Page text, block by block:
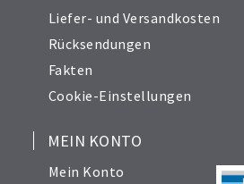
Liefer- und Versandkosten
Rücksendungen
Fakten
Cookie-Einstellungen
MEIN KONTO
Mein Konto